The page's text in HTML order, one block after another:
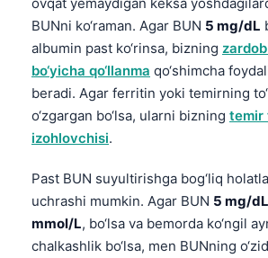
BUNni ko‘raman. Agar BUN 5 mg/dL
albumin past ko‘rinsa, bizning
bo‘yicha qo‘llanma qo‘shimcha
beradi. Agar ferritin yoki temirning
o‘zgargan bo‘lsa, ularni bizning temir
izohlovchisi.
Past BUN suyultirishga bog‘liq
uchrashi mumkin. Agar BUN 5 mg/dL
mmol/L, bo‘lsa va bemorda ko‘ngil
chalkashlik bo‘lsa, men BUNning